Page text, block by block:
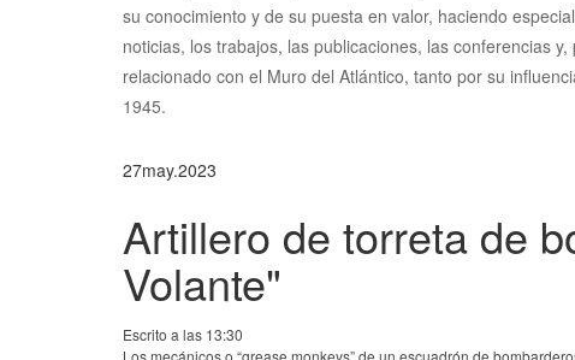
su conocimiento y de su puesta en valor, haciendo
noticias, los trabajos, las publicaciones, las conferencias
relacionado con el Muro del Atlántico, tanto por su
1945.
27may.2023
Artillero de torreta de
Volante"
Escrito a las 13:30
Los mecánicos o “grease monkeys” de un escuadrón de